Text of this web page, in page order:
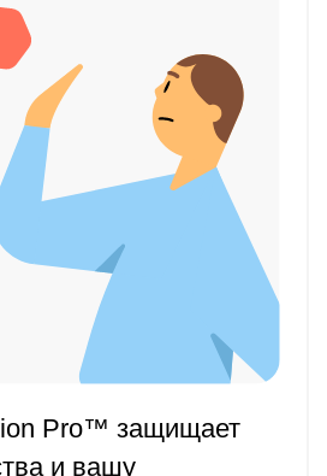
Pro™ защищает
и вашу